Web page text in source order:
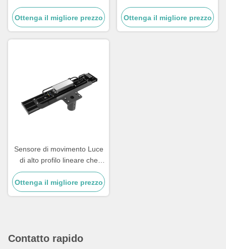
flusso luminoso Oltre 15
Adatto per applicazioni di
illuminazione commerciale
Ottenga il migliore prezzo
Classe II UE Classe elettrica
Perfetta per magazzini e
grandi aree interne
Ottenga il migliore prezzo
Sensore di movimento Luce
di alto profilo lineare che
offre 90 gradi o 120 gradi
Beamangle adatto per
corridoi e pavimenti di
Ottenga il migliore prezzo
Contatto rapido